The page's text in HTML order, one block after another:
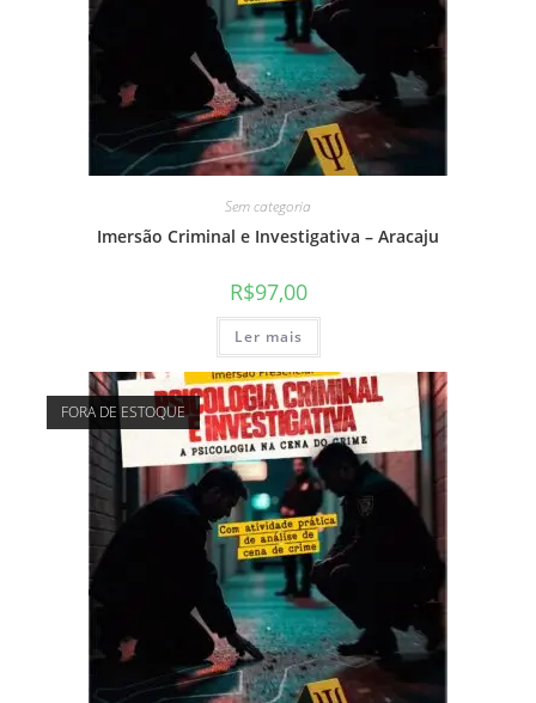
Sem categoria
Imersão Criminal e Investigativa – Aracaju
R$97,00
Ler mais
FORA DE ESTOQUE